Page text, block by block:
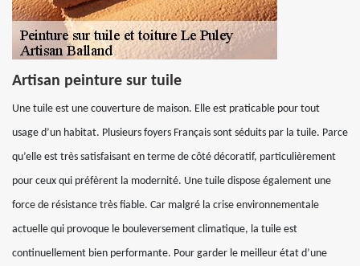
Artisan peinture sur tuile
Une tuile est une couverture de maison. Elle est praticable pour tout
usage d’un habitat. Plusieurs foyers Français sont séduits par la tuile. Parce
qu’elle est très satisfaisant en terme de côté décoratif, particulièrement
pour ceux qui préfèrent la modernité. Une tuile dispose également une
force de résistance très fiable. Car malgré la crise environnementale
actuelle qui provoque le bouleversement climatique, la tuile est
continuellement bien performante. Pour garder le meilleur état d’une